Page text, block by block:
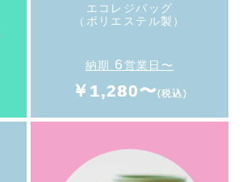
エコレジバッグ
（ポリエステル製）
納期 6営業日〜
￥1,280〜